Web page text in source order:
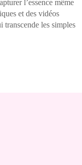
l’essence même
et des vidéos
transcende les simples